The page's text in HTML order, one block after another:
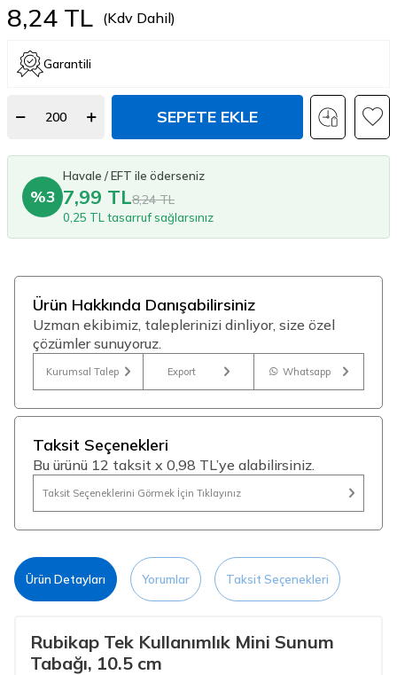
8,24 TL (Kdv Dahil)
Garantili
SEPETE EKLE
%3
Havale / EFT ile öderseniz
7,99 TL8,24 TL
0,25 TL tasarruf sağlarsınız
Ürün Hakkında Danışabilirsiniz
Uzman ekibimiz, taleplerinizi dinliyor, size özel
çözümler sunuyoruz.
Kurumsal Talep Export Whatsapp
Taksit Seçenekleri
Bu ürünü 12 taksit x 0,98 TL’ye alabilirsiniz.
Taksit Seçeneklerini Görmek İçin Tıklayınız
Ürün Detayları Yorumlar Taksit Seçenekleri
Rubikap Tek Kullanımlık Mini Sunum
Tabağı, 10.5 cm